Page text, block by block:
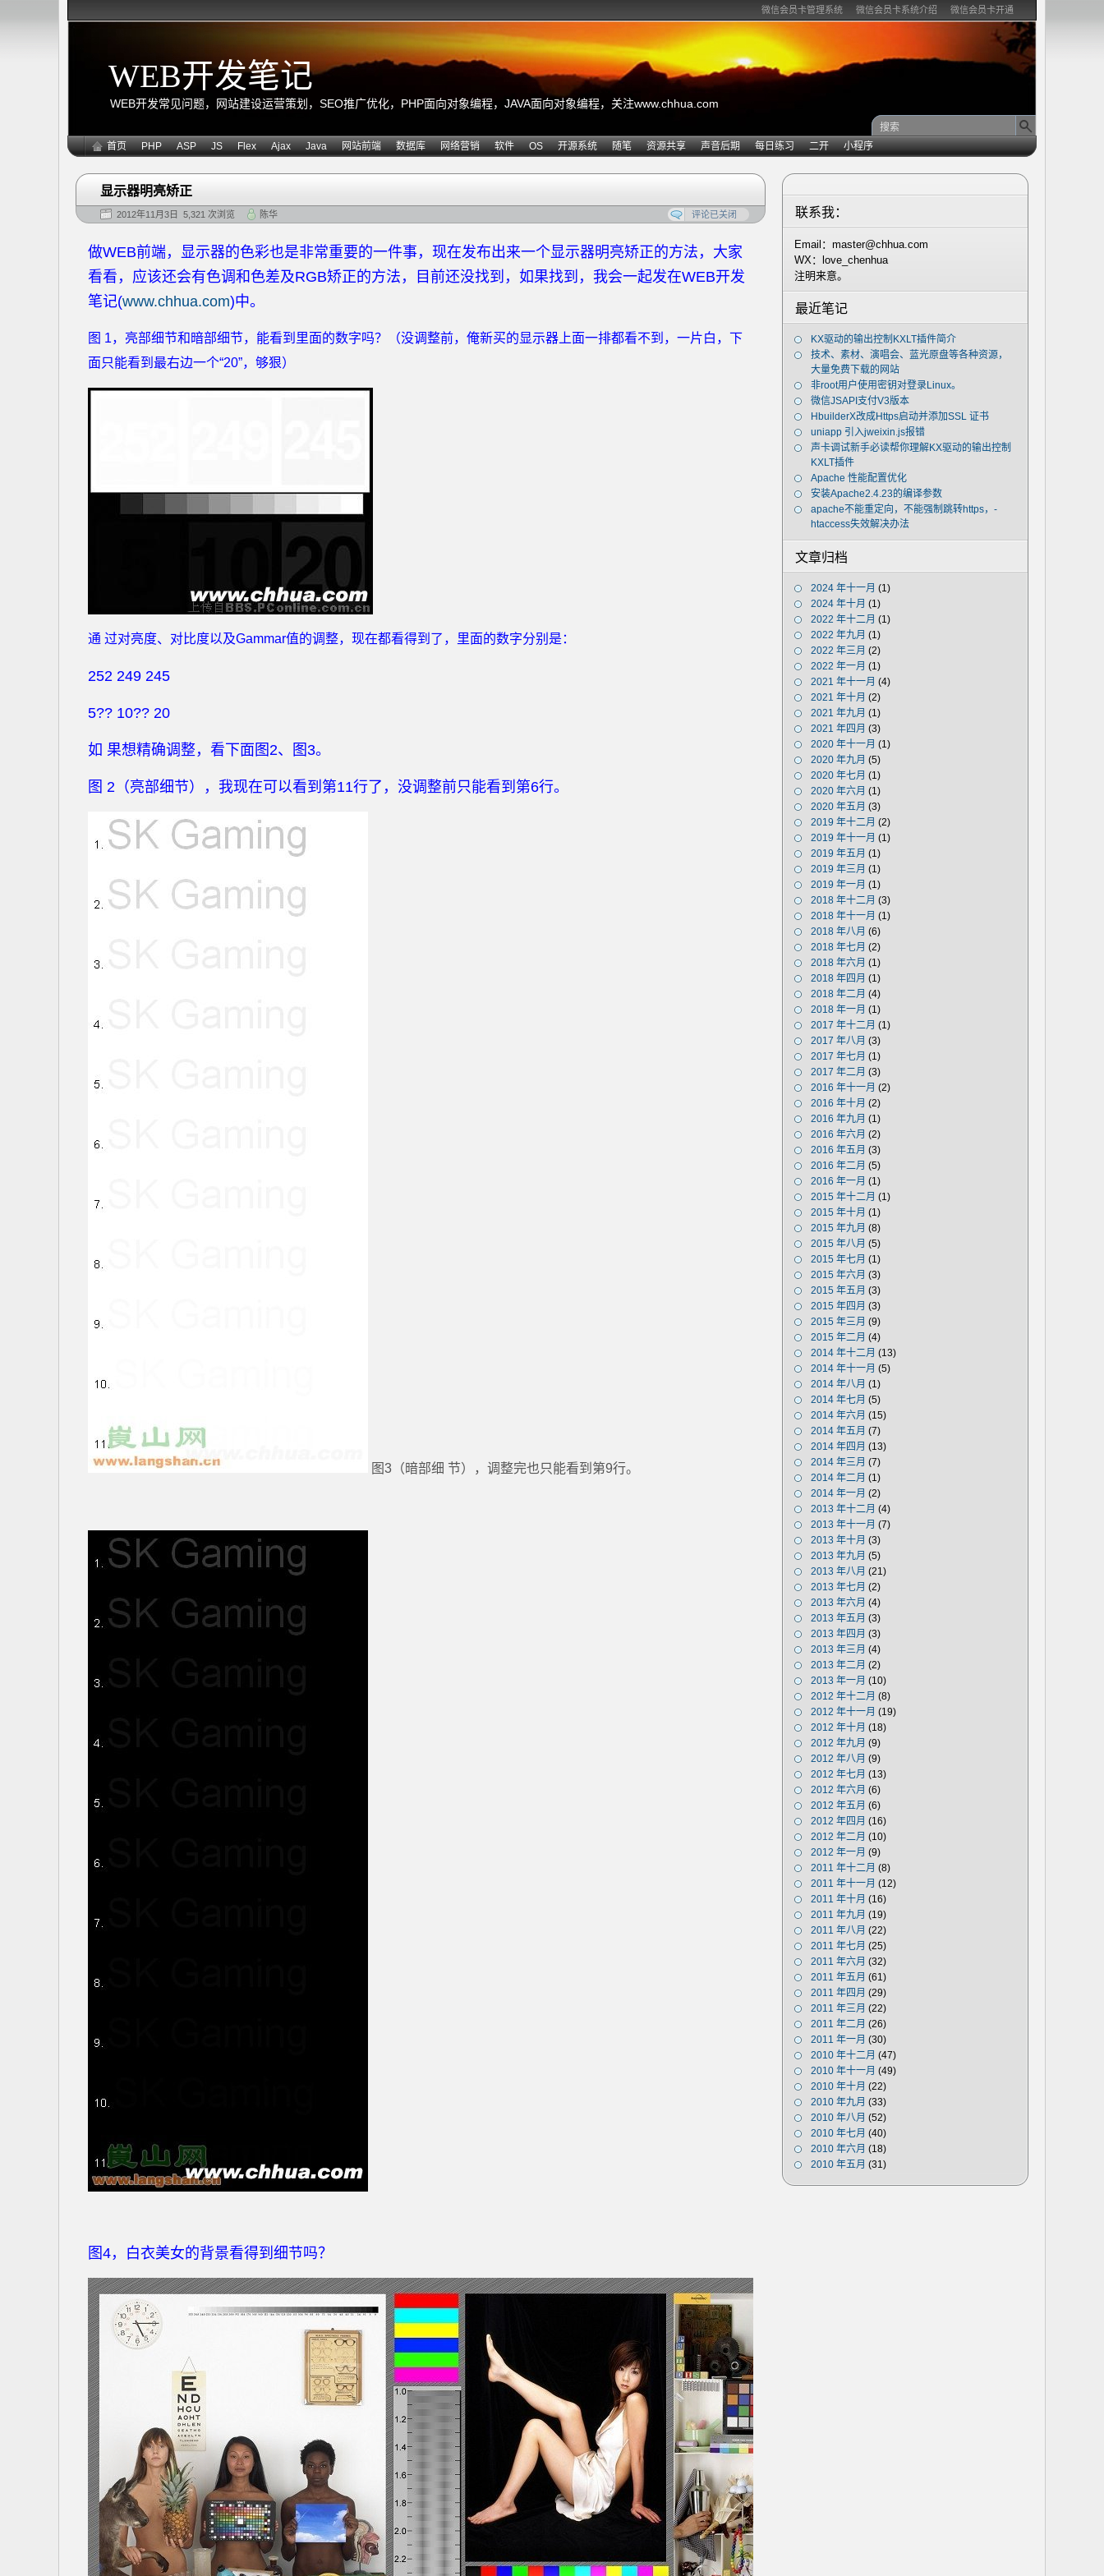
微信会员卡管理系统 微信会员卡系统介绍 微信会员卡开通
WEB开发笔记
WEB开发常见问题，网站建设运营策划，SEO推广优化，PHP面向对象编程，JAVA面向对象编程，关注www.chhua.com
首页 PHP ASP JS Flex Ajax Java 网站前端 数据库 网络营销 软件 OS 开源系统 随笔 资源共享 声音后期 每日练习 二开 小程序
显示器明亮矫正
2012年11月3日 5,321 次浏览 陈华 评论已关闭
做WEB前端，显示器的色彩也是非常重要的一件事，现在发布出来一个显示器明亮矫正的方法，大家
看看，应该还会有色调和色差及RGB矫正的方法，目前还没找到，如果找到，我会一起发在WEB开发
笔记(www.chhua.com)中。
图 1，亮部细节和暗部细节，能看到里面的数字吗？（没调整前，俺新买的显示器上面一排都看不到，一片白，下
面只能看到最右边一个“20”，够狠）
通 过对亮度、对比度以及Gammar值的调整，现在都看得到了，里面的数字分别是：
252 249 245
5?? 10?? 20
如 果想精确调整，看下面图2、图3。
图 2（亮部细节），我现在可以看到第11行了，没调整前只能看到第6行。
图3（暗部细 节），调整完也只能看到第9行。
图4，白衣美女的背景看得到细节吗？
联系我：
Email：master@chhua.com
WX：love_chenhua
注明来意。
最近笔记
KX驱动的输出控制KXLT插件简介
技术、素材、演唱会、蓝光原盘等各种资源，
大量免费下载的网站
非root用户使用密钥对登录Linux。
微信JSAPI支付V3版本
HbuilderX改成Https启动并添加SSL 证书
uniapp 引入jweixin.js报错
声卡调试新手必读帮你理解KX驱动的输出控制
KXLT插件
Apache 性能配置优化
安装Apache2.4.23的编译参数
apache不能重定向，不能强制跳转https，-
htaccess失效解决办法
文章归档
2024 年十一月 (1)
2024 年十月 (1)
2022 年十二月 (1)
2022 年九月 (1)
2022 年三月 (2)
2022 年一月 (1)
2021 年十一月 (4)
2021 年十月 (2)
2021 年九月 (1)
2021 年四月 (3)
2020 年十一月 (1)
2020 年九月 (5)
2020 年七月 (1)
2020 年六月 (1)
2020 年五月 (3)
2019 年十二月 (2)
2019 年十一月 (1)
2019 年五月 (1)
2019 年三月 (1)
2019 年一月 (1)
2018 年十二月 (3)
2018 年十一月 (1)
2018 年八月 (6)
2018 年七月 (2)
2018 年六月 (1)
2018 年四月 (1)
2018 年二月 (4)
2018 年一月 (1)
2017 年十二月 (1)
2017 年八月 (3)
2017 年七月 (1)
2017 年二月 (3)
2016 年十一月 (2)
2016 年十月 (2)
2016 年九月 (1)
2016 年六月 (2)
2016 年五月 (3)
2016 年二月 (5)
2016 年一月 (1)
2015 年十二月 (1)
2015 年十月 (1)
2015 年九月 (8)
2015 年八月 (5)
2015 年七月 (1)
2015 年六月 (3)
2015 年五月 (3)
2015 年四月 (3)
2015 年三月 (9)
2015 年二月 (4)
2014 年十二月 (13)
2014 年十一月 (5)
2014 年八月 (1)
2014 年七月 (5)
2014 年六月 (15)
2014 年五月 (7)
2014 年四月 (13)
2014 年三月 (7)
2014 年二月 (1)
2014 年一月 (2)
2013 年十二月 (4)
2013 年十一月 (7)
2013 年十月 (3)
2013 年九月 (5)
2013 年八月 (21)
2013 年七月 (2)
2013 年六月 (4)
2013 年五月 (3)
2013 年四月 (3)
2013 年三月 (4)
2013 年二月 (2)
2013 年一月 (10)
2012 年十二月 (8)
2012 年十一月 (19)
2012 年十月 (18)
2012 年九月 (9)
2012 年八月 (9)
2012 年七月 (13)
2012 年六月 (6)
2012 年五月 (6)
2012 年四月 (16)
2012 年二月 (10)
2012 年一月 (9)
2011 年十二月 (8)
2011 年十一月 (12)
2011 年十月 (16)
2011 年九月 (19)
2011 年八月 (22)
2011 年七月 (25)
2011 年六月 (32)
2011 年五月 (61)
2011 年四月 (29)
2011 年三月 (22)
2011 年二月 (26)
2011 年一月 (30)
2010 年十二月 (47)
2010 年十一月 (49)
2010 年十月 (22)
2010 年九月 (33)
2010 年八月 (52)
2010 年七月 (40)
2010 年六月 (18)
2010 年五月 (31)